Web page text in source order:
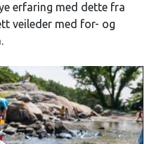
erfaring med dette fra
veileder med for- og